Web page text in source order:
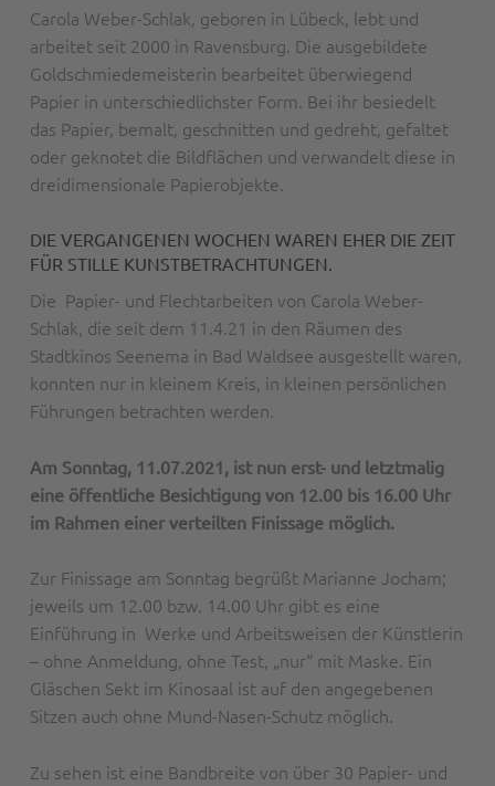
Carola Weber-Schlak, geboren in Lübeck, lebt und
arbeitet seit 2000 in Ravensburg. Die ausgebildete
Goldschmiedemeisterin bearbeitet überwiegend
Papier in unterschiedlichster Form. Bei ihr besiedelt
das Papier, bemalt, geschnitten und gedreht, gefaltet
oder geknotet die Bildflächen und verwandelt diese in
dreidimensionale Papierobjekte.
DIE VERGANGENEN WOCHEN WAREN EHER DIE ZEIT
FÜR STILLE KUNSTBETRACHTUNGEN.
Die Papier- und Flechtarbeiten von Carola Weber-
Schlak, die seit dem 11.4.21 in den Räumen des
Stadtkinos Seenema in Bad Waldsee ausgestellt waren,
konnten nur in kleinem Kreis, in kleinen persönlichen
Führungen betrachten werden.
Am Sonntag, 11.07.2021, ist nun erst- und letztmalig
eine öffentliche Besichtigung von 12.00 bis 16.00 Uhr
im Rahmen einer verteilten Finissage möglich.
Zur Finissage am Sonntag begrüßt Marianne Jocham;
jeweils um 12.00 bzw. 14.00 Uhr gibt es eine
Einführung in Werke und Arbeitsweisen der Künstlerin
– ohne Anmeldung, ohne Test, „nur“ mit Maske. Ein
Gläschen Sekt im Kinosaal ist auf den angegebenen
Sitzen auch ohne Mund-Nasen-Schutz möglich.
Zu sehen ist eine Bandbreite von über 30 Papier- und